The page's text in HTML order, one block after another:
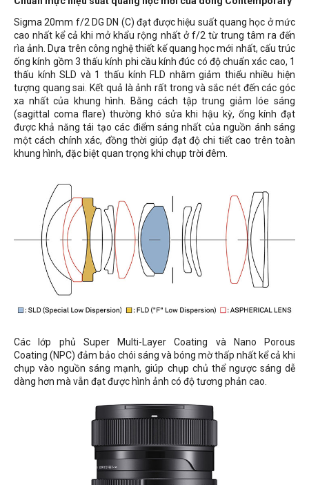
Sigma 20mm f/2 DG DN (C) đạt được hiệu suất quang học ở mức
cao nhất kể cả khi mở khẩu rộng nhất ở f/2 từ trung tâm ra đến
rìa ảnh. Dựa trên công nghệ thiết kế quang học mới nhất, cấu trúc
ống kính gồm 3 thấu kính phi cầu kính đúc có độ chuẩn xác cao, 1
thấu kính SLD và 1 thấu kính FLD nhằm giảm thiểu nhiều hiện
tượng quang sai. Kết quả là ảnh rất trong và sắc nét đến các góc
xa nhất của khung hình. Bằng cách tập trung giảm lóe sáng
(sagittal coma flare) thường khó sửa khi hậu kỳ, ống kính đạt
được khả năng tái tạo các điểm sáng nhất của nguồn ánh sáng
một cách chính xác, đồng thời giúp đạt độ chi tiết cao trên toàn
khung hình, đặc biệt quan trọng khi chụp trời đêm.
Các lớp phủ Super Multi-Layer Coating và Nano Porous
Coating (NPC) đảm bảo chói sáng và bóng mờ thấp nhất kể cả khi
chụp vào nguồn sáng mạnh, giúp chụp chủ thể ngược sáng dễ
dàng hơn mà vẫn đạt được hình ảnh có độ tương phản cao.